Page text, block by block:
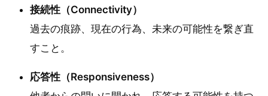
接続性（Connectivity）
過去の痕跡、現在の行為、未来の可能性を繋ぎ直
すこと。
応答性（Responsiveness）